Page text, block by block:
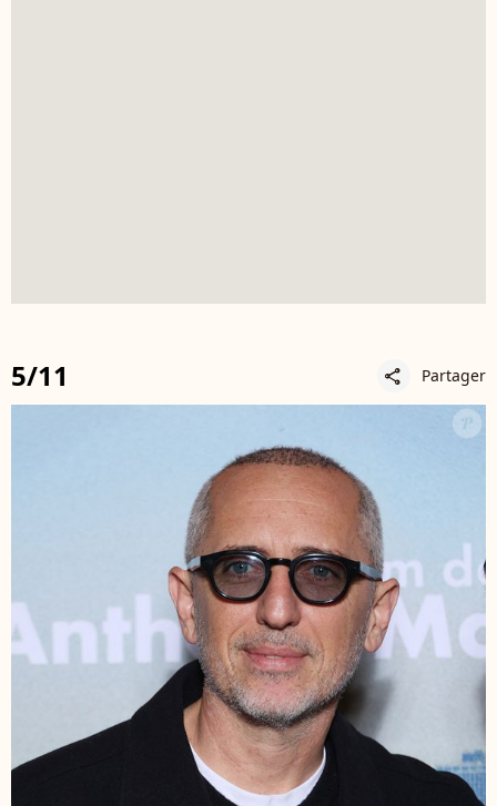
5/11 share Partager